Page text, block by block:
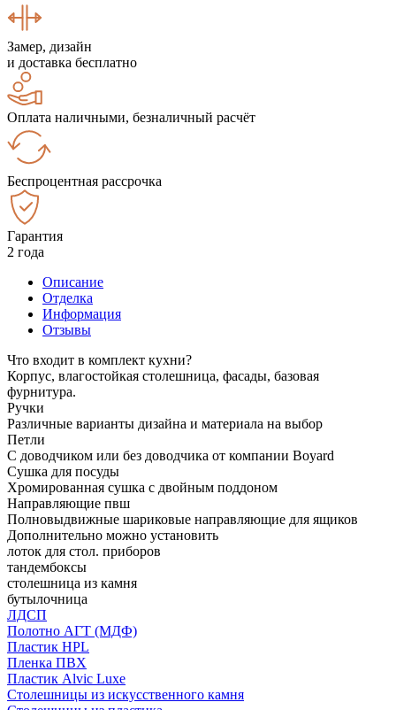
Замер, дизайн
и доставка бесплатно
Оплата наличными, безналичный расчёт
Беспроцентная рассрочка
Гарантия
2 года
Описание
Отделка
Информация
Отзывы
Что входит в комплект кухни?
Корпус, влагостойкая столешница, фасады, базовая
фурнитура.
Ручки
Различные варианты дизайна и материала на выбор
Петли
С доводчиком или без доводчика от компании Boyard
Сушка для посуды
Хромированная сушка с двойным поддоном
Направляющие пвш
Полновыдвижные шариковые направляющие для ящиков
Дополнительно можно установить
лоток для стол. приборов
тандембоксы
столешница из камня
бутылочница
ЛДСП
Полотно АГТ (МДФ)
Пластик HPL
Пленка ПВХ
Пластик Alvic Luxe
Столешницы из искусственного камня